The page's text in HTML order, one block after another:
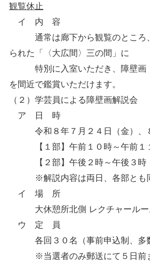
観覧休止
イ 内 容
通常は廊下から観覧のところ
られた「〈大広間〉三の間」に
特別に入室いただき、障壁画
を間近で鑑賞いただけます。
（２）学芸員による障壁画解説会
ア 日 時
令和８年７月２４日（金）、
【１部】午前１０時～午前１
【２部】午後２時～午後３時
※解説内容は両日、各部とも
イ 場 所
大休憩所北側 レクチャール
ウ 定 員
各回３０名（事前申込制、多
※当選者のみ郵送にて５日前